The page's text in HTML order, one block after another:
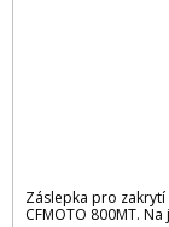
Záslepka pro
CFMOTO 800MT.